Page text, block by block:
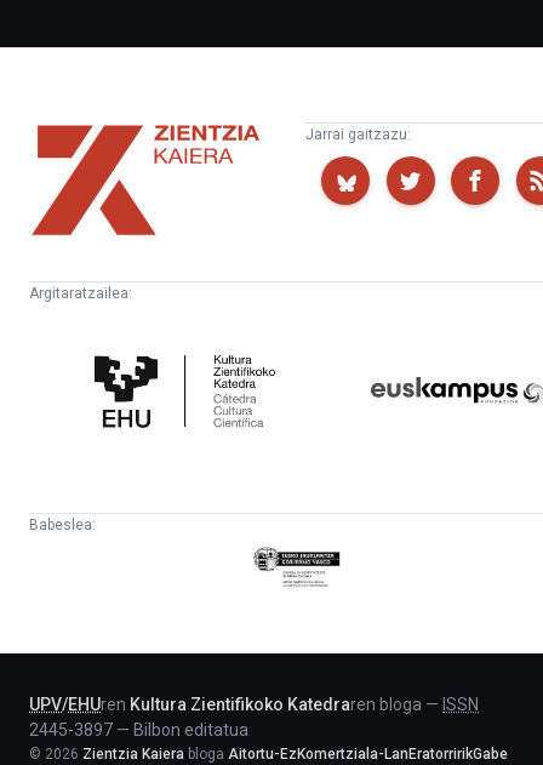
Zientzia
Kaiera
Jarrai gaitzazu:
Argitaratzailea:
Zientifikoko
Katedra
Babeslea:
Eusko
Jaurlaritza
UPV/EHUren Kultura Zientifikoko Katedraren bloga — ISSN
2445-3897 — Bilbon editatua
© 2026 Zientzia Kaiera bloga Aitortu-EzKomertziala-LanEratorririkGabe